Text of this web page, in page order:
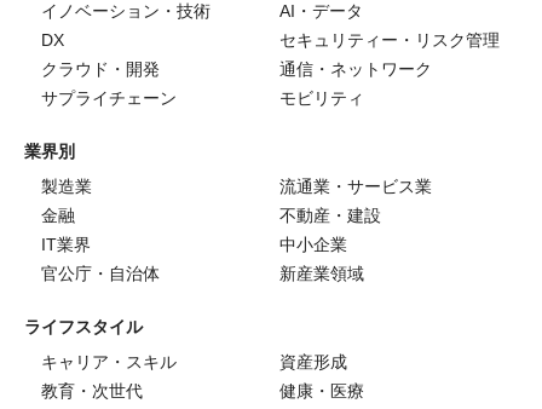
イノベーション・技術
AI・データ
DX
セキュリティー・リスク管理
クラウド・開発
通信・ネットワーク
サプライチェーン
モビリティ
業界別
製造業
流通業・サービス業
金融
不動産・建設
IT業界
中小企業
官公庁・自治体
新産業領域
ライフスタイル
キャリア・スキル
資産形成
教育・次世代
健康・医療